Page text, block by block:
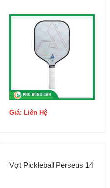
Giá: Liên Hệ
Vợt Pickleball Perseus 14